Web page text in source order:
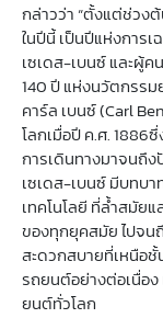
กล่าวว่า “ตั้งแต่ช่วง
ในปีนี้ เป็นปีแห่งการ
เซเดส-เบนซ์ และผู้ค
140 ปี แห่งนวัตกรร
คาร์ล เบนซ์ (Carl
โลกเมื่อปี ค.ศ.
การเดินทางมาจนถึ
เซเดส-เบนซ์ มีบทบ
เทคโนโลยี ที่ล้ำสมัย
ของทุกยุคสมัย ไปจน
สะดวกสบายที่เหนือ
รถยนต์อย่างต่อเนื่อ
ยนต์ทั่วโลก